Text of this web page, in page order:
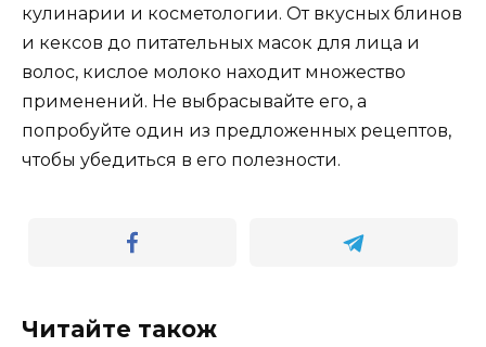
кулинарии и косметологии. От вкусных блинов
и кексов до питательных масок для лица и
волос, кислое молоко находит множество
применений. Не выбрасывайте его, а
попробуйте один из предложенных рецептов,
чтобы убедиться в его полезности.
Читайте також